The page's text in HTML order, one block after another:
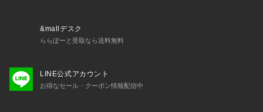
&mallデスク
ららぽーと受取なら送料無料
LINE公式アカウント
お得なセール・クーポン情報配信中